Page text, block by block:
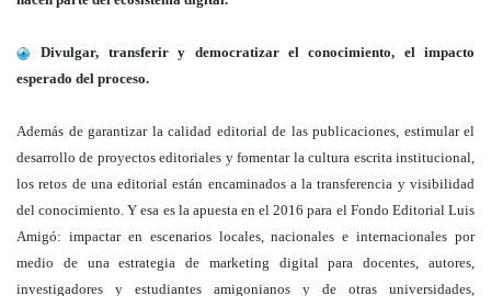
Divulgar, transferir y democratizar el conocimiento, el impacto
esperado del proceso.
Además de garantizar la calidad editorial de las publicaciones, estimular el
desarrollo de proyectos editoriales y fomentar la cultura escrita institucional,
los retos de una editorial están encaminados a la transferencia y visibilidad
del conocimiento. Y esa es la apuesta en el 2016 para el Fondo Editorial Luis
Amigó: impactar en escenarios locales, nacionales e internacionales por
medio de una estrategia de marketing digital para docentes, autores,
investigadores y estudiantes amigonianos y de otras universidades,